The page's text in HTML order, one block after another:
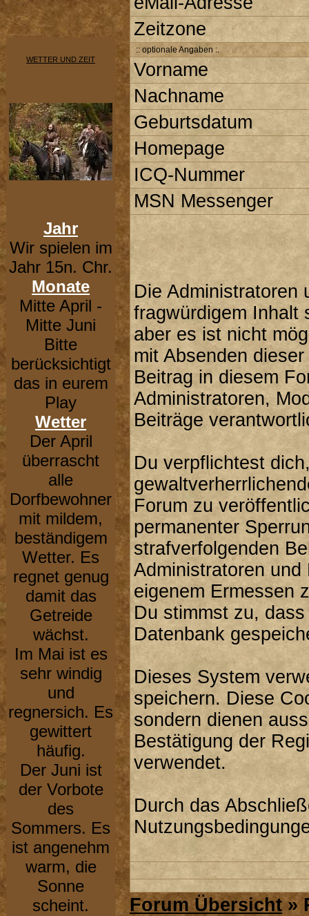
WETTER UND ZEIT
Jahr
Wir spielen im
Jahr 15n. Chr.
Monate
Mitte April -
Mitte Juni
Bitte
berücksichtigt
das in eurem
Play
Wetter
Der April
überrascht
alle
Dorfbewohner
mit mildem,
beständigem
Wetter. Es
regnet genug
damit das
Getreide
wächst.
Im Mai ist es
sehr windig
und
regnersich. Es
gewittert
häufig.
Der Juni ist
der Vorbote
des
Sommers. Es
ist angenehm
warm, die
Sonne
scheint.
Zeitzone
:: optionale Angaben :.
Vorname
Nachname
Geburtsdatum
Homepage
ICQ-Nummer
MSN Messenger
Die Administratoren
fragwürdigem Inhalt
aber es ist nicht
mit Absenden
Beitrag in diesem
Administratoren,
Beiträge
Du verpflichtest
Forum zu
permanenter
strafverfolgenden
Administratoren
eigenem Ermessen
Du stimmst zu,
Datenbank
Dieses System
speichern. Diese
sondern dienen
Bestätigung der
verwendet.
Durch das
Forum Übersicht»